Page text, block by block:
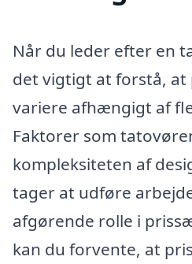
Når du leder efter en
det vigtigt at forstå, at
variere afhængigt af
Faktorer som
kompleksiteten af
tager at udføre
afgørende rolle i
kan du forvente, at